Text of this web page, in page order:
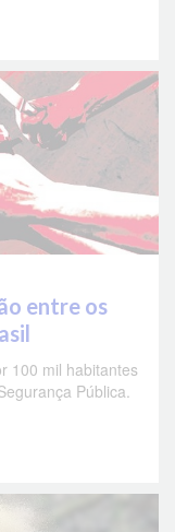
entre os
100 mil habitantes
Pública.